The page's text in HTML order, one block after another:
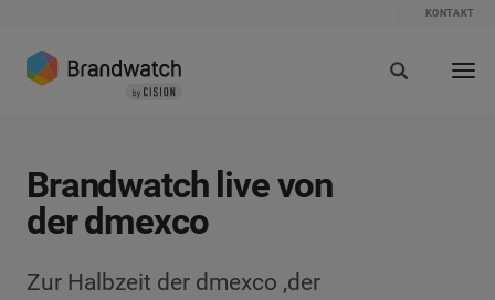
KONTAKT
Brandwatch live von
der dmexco
Zur Halbzeit der dmexco ,der